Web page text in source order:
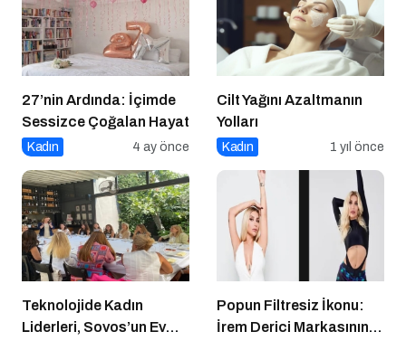
27’nin Ardında: İçimde
Sessizce Çoğalan Hayat
Kadın 4 ay önce
Cilt Yağını Azaltmanın
Yolları
Kadın 1 yıl önce
Teknolojide Kadın
Liderleri, Sovos’un Ev
Popun Filtresiz İkonu:
İrem Derici Markasının